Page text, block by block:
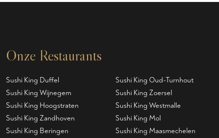
Onze Restaurants
Sushi King Duffel
Sushi King Oud-Turnhout
Sushi King Wijnegem
Sushi King Zoersel
Sushi King Hoogstraten
Sushi King Westmalle
Sushi King Zandhoven
Sushi King Mol
Sushi King Beringen
Sushi King Maasmechelen